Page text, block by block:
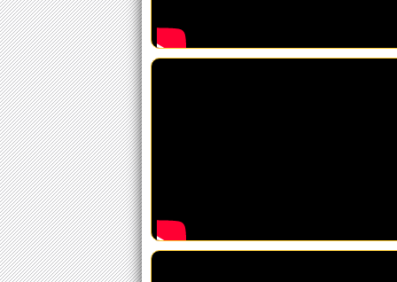
Sunca
Ponce